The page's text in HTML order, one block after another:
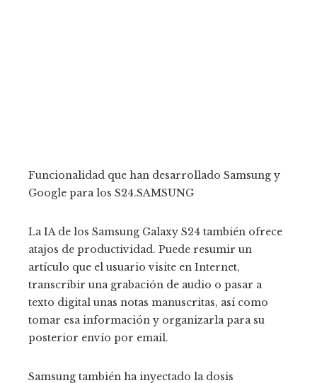
Funcionalidad que han desarrollado Samsung y
Google para los S24.SAMSUNG
La IA de los Samsung Galaxy S24 también ofrece
atajos de productividad. Puede resumir un
artículo que el usuario visite en Internet,
transcribir una grabación de audio o pasar a
texto digital unas notas manuscritas, así como
tomar esa información y organizarla para su
posterior envío por email.
Samsung también ha inyectado la dosis